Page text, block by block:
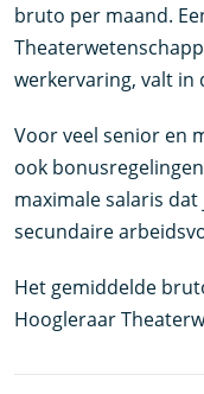
bruto per maand.
werkervaring, valt in
Voor veel senior en
ook
maximale salaris
secundaire
Het gemiddelde
Hoogleraar